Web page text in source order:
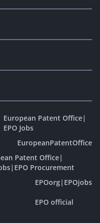
European Patent Office|
EPO Jobs
EuropeanPatentOffice
Patent Office|
| EPO Procurement
EPOorg| EPOjobs
EPO official